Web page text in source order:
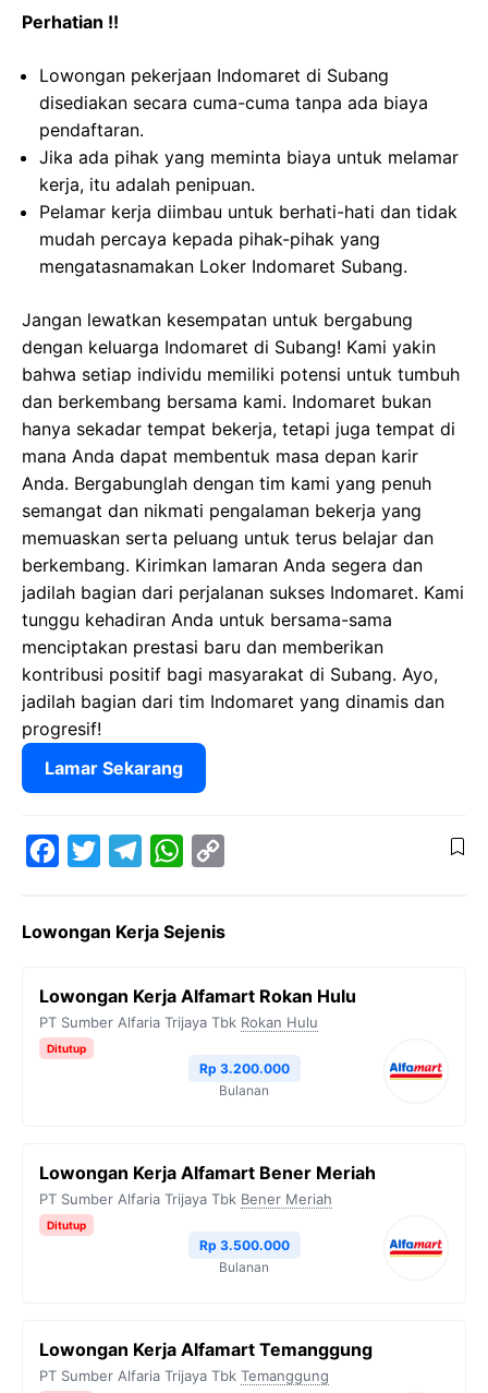
Perhatian !!
Lowongan pekerjaan Indomaret di Subang
disediakan secara cuma-cuma tanpa ada biaya
pendaftaran.
Jika ada pihak yang meminta biaya untuk melamar
kerja, itu adalah penipuan.
Pelamar kerja diimbau untuk berhati-hati dan tidak
mudah percaya kepada pihak-pihak yang
mengatasnamakan Loker Indomaret Subang.
Jangan lewatkan kesempatan untuk bergabung
dengan keluarga Indomaret di Subang! Kami yakin
bahwa setiap individu memiliki potensi untuk tumbuh
dan berkembang bersama kami. Indomaret bukan
hanya sekadar tempat bekerja, tetapi juga tempat di
mana Anda dapat membentuk masa depan karir
Anda. Bergabunglah dengan tim kami yang penuh
semangat dan nikmati pengalaman bekerja yang
memuaskan serta peluang untuk terus belajar dan
berkembang. Kirimkan lamaran Anda segera dan
jadilah bagian dari perjalanan sukses Indomaret. Kami
tunggu kehadiran Anda untuk bersama-sama
menciptakan prestasi baru dan memberikan
kontribusi positif bagi masyarakat di Subang. Ayo,
jadilah bagian dari tim Indomaret yang dinamis dan
progresif!
Lamar Sekarang
t
e
s
n
Lowongan Kerja Sejenis
Lowongan Kerja Alfamart Rokan Hulu
PT Sumber Alfaria Trijaya Tbk Rokan Hulu
Ditutup
Rp 3.200.000
Bulanan
Lowongan Kerja Alfamart Bener Meriah
PT Sumber Alfaria Trijaya Tbk Bener Meriah
Ditutup
Rp 3.500.000
Bulanan
Lowongan Kerja Alfamart Temanggung
PT Sumber Alfaria Trijaya Tbk Temanggung